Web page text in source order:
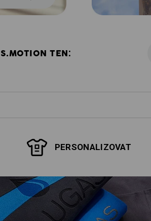
TEN:
PERSONALIZOVAT